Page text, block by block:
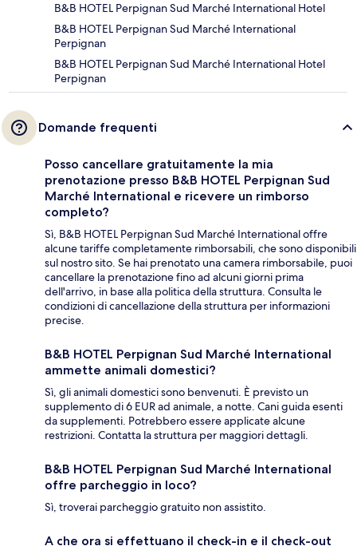
B&B HOTEL Perpignan Sud Marché International Hotel
B&B HOTEL Perpignan Sud Marché International
Perpignan
B&B HOTEL Perpignan Sud Marché International Hotel
Perpignan
Domande frequenti
Posso cancellare gratuitamente la mia
prenotazione presso B&B HOTEL Perpignan Sud
Marché International e ricevere un rimborso
completo?
Sì, B&B HOTEL Perpignan Sud Marché International offre
alcune tariffe completamente rimborsabili, che sono disponibili
sul nostro sito. Se hai prenotato una camera rimborsabile, puoi
cancellare la prenotazione fino ad alcuni giorni prima
dell'arrivo, in base alla politica della struttura. Consulta le
condizioni di cancellazione della struttura per informazioni
precise.
B&B HOTEL Perpignan Sud Marché International
ammette animali domestici?
Sì, gli animali domestici sono benvenuti. È previsto un
supplemento di 6 EUR ad animale, a notte. Cani guida esenti
da supplementi. Potrebbero essere applicate alcune
restrizioni. Contatta la struttura per maggiori dettagli.
B&B HOTEL Perpignan Sud Marché International
offre parcheggio in loco?
Sì, troverai parcheggio gratuito non assistito.
A che ora si effettuano il check-in e il check-out